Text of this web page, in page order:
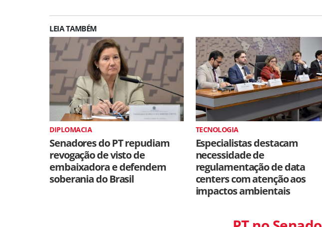
LEIA TAMBÉM
DIPLOMACIA
Senadores do PT repudiam
revogação de visto de
embaixadora e defendem
soberania do Brasil
TECNOLOGIA
Especialistas destacam
necessidade de
regulamentação de data
centers com atenção aos
impactos ambientais